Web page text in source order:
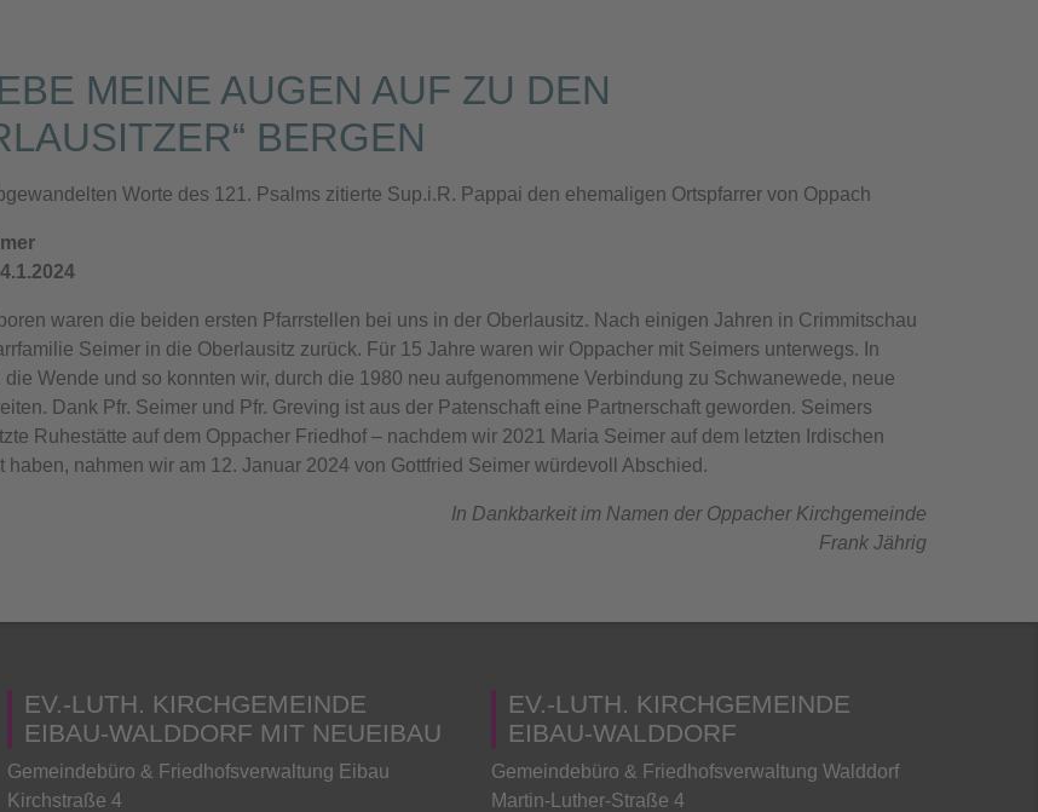
MEINE AUGEN AUF ZU DEN
BERGEN
Worte des 121. Psalms zitierte Sup.i.R. Pappai den ehemaligen Ortspfarrer von Oppach
waren die beiden ersten Pfarrstellen bei uns in der Oberlausitz. Nach einigen Jahren in Crimmitschau
Seimer in die Oberlausitz zurück. Für 15 Jahre waren wir Oppacher mit Seimers unterwegs. In
die Wende und so konnten wir, durch die 1980 neu aufgenommene Verbindung zu Schwanewede, neue
Dank Pfr. Seimer und Pfr. Greving ist aus der Patenschaft eine Partnerschaft geworden. Seimers
Ruhestätte auf dem Oppacher Friedhof – nachdem wir 2021 Maria Seimer auf dem letzten Irdischen
haben, nahmen wir am 12. Januar 2024 von Gottfried Seimer würdevoll Abschied.
In Dankbarkeit im Namen der Oppacher Kirchgemeinde
Frank Jährig
EV.-LUTH. KIRCHGEMEINDE
EIBAU-WALDDORF MIT NEUEIBAU
Gemeindebüro & Friedhofsverwaltung Eibau
Kirchstraße 4
EV.-LUTH. KIRCHGEMEINDE
EIBAU-WALDDORF
Gemeindebüro & Friedhofsverwaltung Walddorf
Martin-Luther-Straße 4